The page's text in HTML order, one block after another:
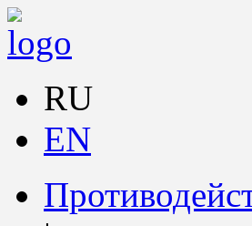
RU
EN